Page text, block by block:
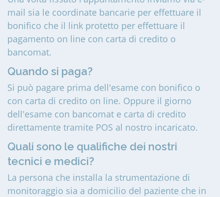
mail sia le coordinate bancarie per effettuare il
bonifico che il link protetto per effettuare il
pagamento on line con carta di credito o
bancomat.
Quando si paga?
Si può pagare prima dell'esame con bonifico o
con carta di credito on line. Oppure il giorno
dell'esame con bancomat e carta di credito
direttamente tramite POS al nostro incaricato.
Quali sono le qualifiche dei nostri
tecnici e medici?
La persona che installa la strumentazione di
monitoraggio sia a domicilio del paziente che in